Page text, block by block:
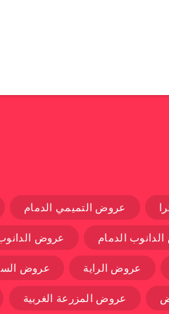
عروض التميمي الدمام
الدمام عروض
عروض الراية عروض
عروض المزرعة الغربية